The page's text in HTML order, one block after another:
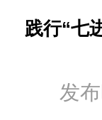
践行“七
发